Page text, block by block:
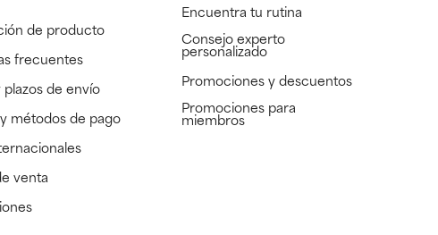
de producto
frecuentes
plazos de envío
métodos de pago
venta
Encuentra tu rutina
Consejo experto
personalizado
Promociones y descuentos​
Promociones para
miembros